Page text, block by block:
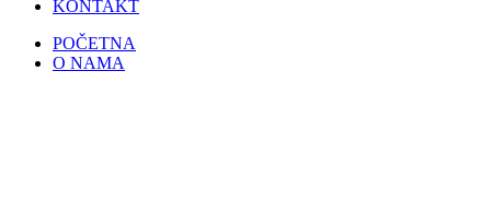
KONTAKT
POČETNA
O NAMA